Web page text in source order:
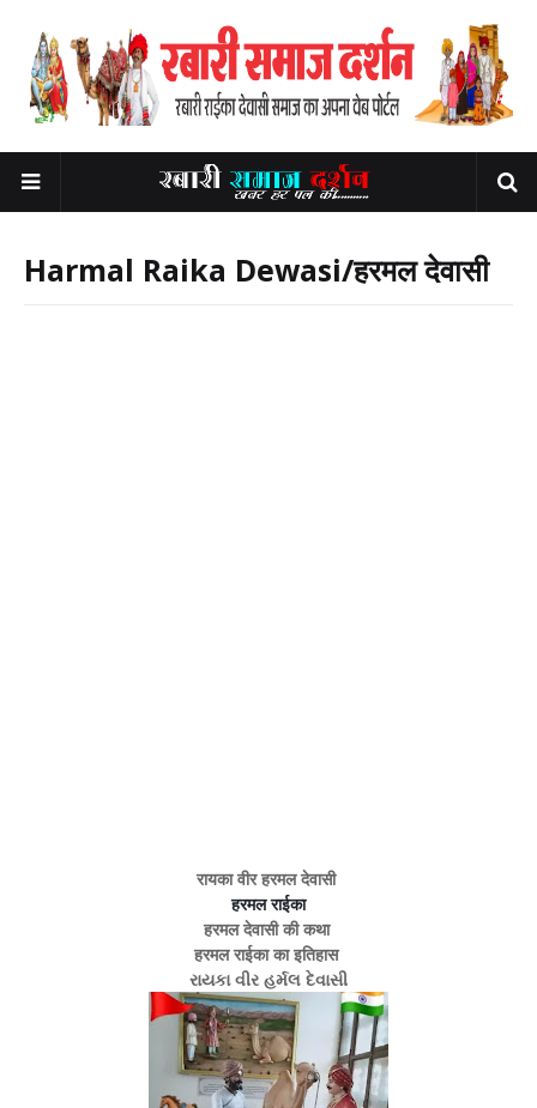
Harmal Raika Dewasi/हरमल देवासी
रायका वीर हरमल देवासी
हरमल राईका
हरमल देवासी की कथा
हरमल राईका का इतिहास
રાયકા વીર હર્મલ દેવાસી